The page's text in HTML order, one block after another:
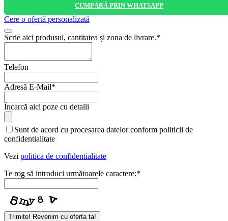
CUMPĂRĂ PRIN WHATSAPP
Cere o ofertă personalizată
Phone
Scrie aici produsul, cantitatea și zona de livrare.*
Telefon
Adresă E-Mail*
Încarcă aici poze cu detalii
Sunt de acord cu procesarea datelor conform politicii de
confidentialitate
Vezi politica de confidentialitate
Te rog să introduci următoarele caractere:*
Trimite! Revenim cu oferta ta!